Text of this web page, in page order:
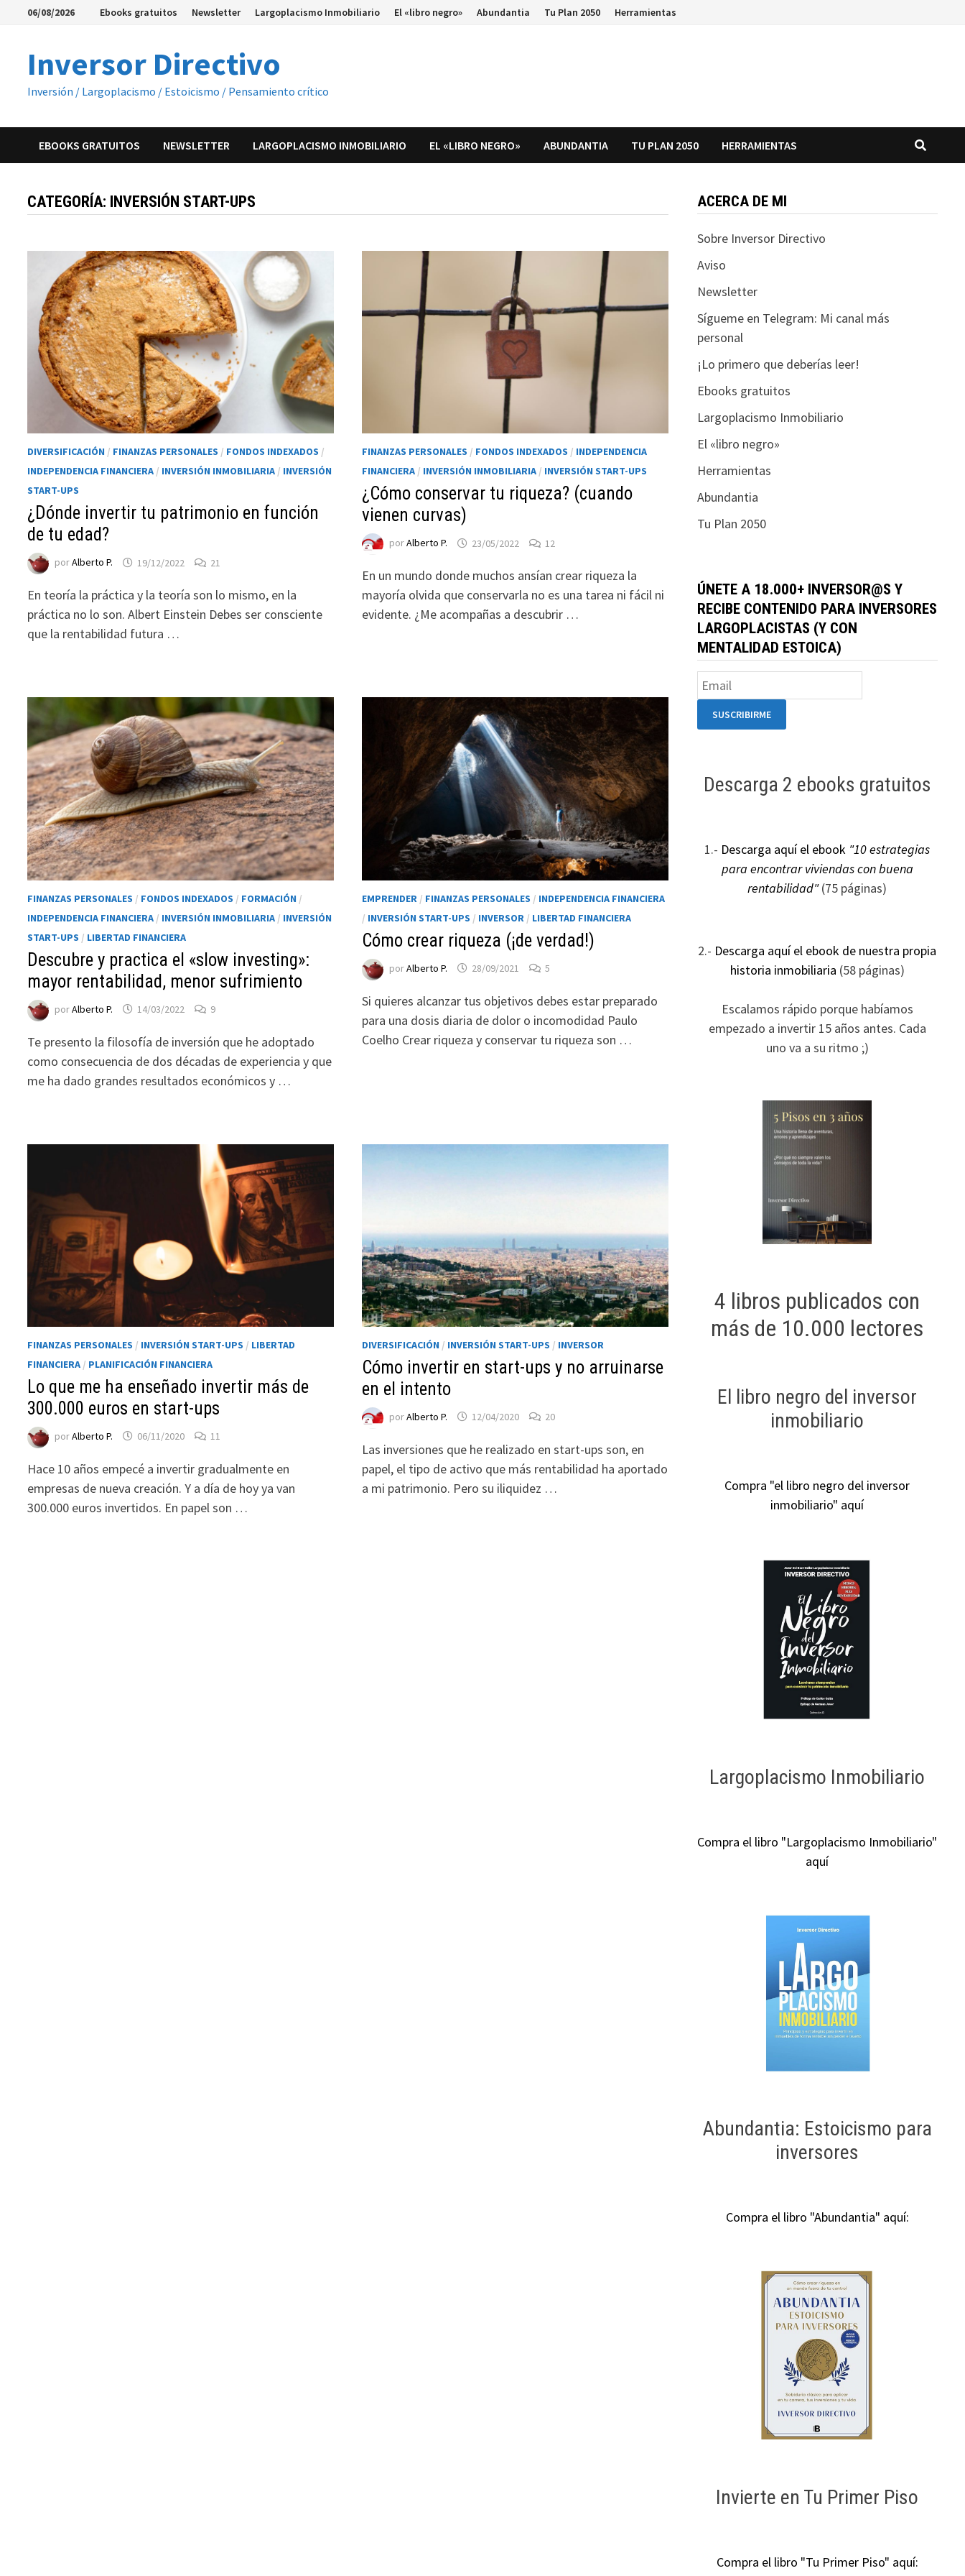
Saltar06/08/2026 Ebooks gratuitos Newsletter Largoplacismo Inmobiliario El «libro negro» Abundantia Tu Plan 2050 Herramientas
Inversor Directivo
Inversión / Largoplacismo / Estoicismo / Pensamiento crítico
EBOOKS GRATUITOS NEWSLETTER LARGOPLACISMO INMOBILIARIO EL «LIBRO NEGRO» ABUNDANTIA TU PLAN 2050 HERRAMIENTAS
CATEGORÍA: INVERSIÓN START-UPS
DIVERSIFICACIÓN / FINANZAS PERSONALES / FONDOS INDEXADOS /
INDEPENDENCIA FINANCIERA / INVERSIÓN INMOBILIARIA / INVERSIÓN
START-UPS
¿Dónde invertir tu patrimonio en función
de tu edad?
porAlberto P. 19/12/2022 21
En teoría la práctica y la teoría son lo mismo, en la
práctica no lo son. Albert Einstein Debes ser consciente
que la rentabilidad futura …
FINANZAS PERSONALES / FONDOS INDEXADOS / INDEPENDENCIA
FINANCIERA/ INVERSIÓN INMOBILIARIA/ INVERSIÓN START-UPS
¿Cómo conservar tu riqueza? (cuando
vienen curvas)
porAlberto P. 23/05/2022 12
En un mundo donde muchos ansían crear riqueza la
mayoría olvida que conservarla no es una tarea ni fácil ni
evidente. ¿Me acompañas a descubrir …
FINANZAS PERSONALES / FONDOS INDEXADOS / FORMACIÓN /
INDEPENDENCIA FINANCIERA / INVERSIÓN INMOBILIARIA / INVERSIÓN
START-UPS / LIBERTAD FINANCIERA
Descubre y practica el «slow investing»:
mayor rentabilidad, menor sufrimiento
porAlberto P. 14/03/2022 9
Te presento la filosofía de inversión que he adoptado
como consecuencia de dos décadas de experiencia y que
me ha dado grandes resultados económicos y …
EMPRENDER / FINANZAS PERSONALES / INDEPENDENCIA FINANCIERA
/ INVERSIÓN START-UPS / INVERSOR / LIBERTAD FINANCIERA
Cómo crear riqueza (¡de verdad!)
porAlberto P. 28/09/2021 5
Si quieres alcanzar tus objetivos debes estar preparado
para una dosis diaria de dolor o incomodidad Paulo
Coelho Crear riqueza y conservar tu riqueza son …
FINANZAS PERSONALES / INVERSIÓN START-UPS / LIBERTAD
FINANCIERA / PLANIFICACIÓN FINANCIERA
Lo que me ha enseñado invertir más de
300.000 euros en start-ups
porAlberto P. 06/11/2020 11
Hace 10 años empecé a invertir gradualmente en
empresas de nueva creación. Y a día de hoy ya van
300.000 euros invertidos. En papel son …
DIVERSIFICACIÓN / INVERSIÓN START-UPS / INVERSOR
Cómo invertir en start-ups y no arruinarse
en el intento
porAlberto P. 12/04/2020 20
Las inversiones que he realizado en start-ups son, en
papel, el tipo de activo que más rentabilidad ha aportado
a mi patrimonio. Pero su iliquidez …
ACERCA DE MI
Sobre Inversor Directivo
Aviso
Newsletter
Sígueme en Telegram: Mi canal más
personal
¡Lo primero que deberías leer!
Ebooks gratuitos
Largoplacismo Inmobiliario
El «libro negro»
Herramientas
Abundantia
Tu Plan 2050
ÚNETE A 18.000+ INVERSOR@S Y
RECIBE CONTENIDO PARA INVERSORES
LARGOPLACISTAS (Y CON
MENTALIDAD ESTOICA)
Descarga 2 ebooks gratuitos
1.- Descarga aquí el ebook "10 estrategias
para encontrar viviendas con buena
rentabilidad"(75 páginas)
2.- Descarga aquí el ebook de nuestra propia
historia inmobiliaria (58 páginas)
Escalamos rápido porque habíamos
empezado a invertir 15 años antes. Cada
uno va a su ritmo ;)
4 libros publicados con
más de 10.000 lectores
El libro negro del inversor
inmobiliario
Compra "el libro negro del inversor
inmobiliario" aquí
Largoplacismo Inmobiliario
Compra el libro "Largoplacismo Inmobiliario"
aquí
Abundantia: Estoicismo para
inversores
Compra el libro "Abundantia" aquí:
Invierte en Tu Primer Piso
Compra el libro "Tu Primer Piso" aquí:
Necesarias
Estas
son
Son
necesarias
para que
Estadísticas
Para que
podamos
mejorar la
funcionalidad
y estructura
de la web, en
base a cómo
se usa la web.
Experiencia
Para que
nuestra web
mejor posible
durante tu
visita. Si
rechaza estas
algunas
funcionalidades
desaparecerán
Marketing
comportamiento
mientras visitas
nuestro sitio,
aumentas la
posibilidad de
ver contenido y
ofertas
personalizados.